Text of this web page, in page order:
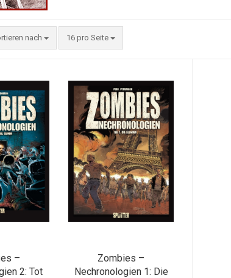
nach 16 pro Seite
–
2: Tot
Zombies –
Nechronologien 1: Die